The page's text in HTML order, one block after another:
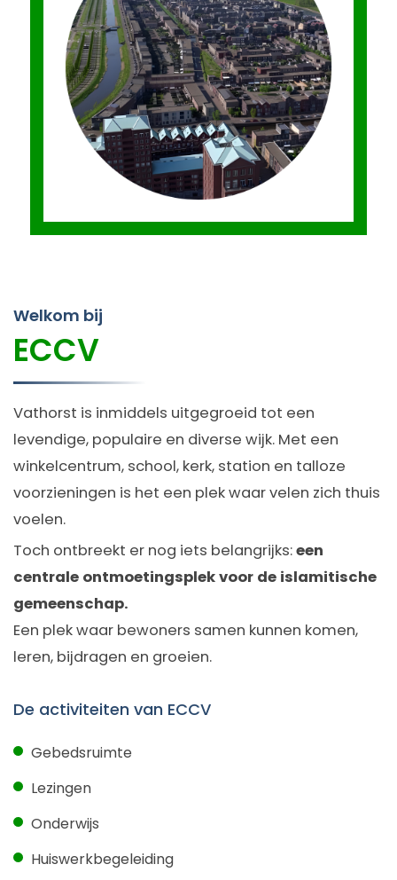
Welkom bij
ECCV
Vathorst is inmiddels uitgegroeid tot een
levendige, populaire en diverse wijk. Met een
winkelcentrum, school, kerk, station en talloze
voorzieningen is het een plek waar velen zich thuis
voelen.
Toch ontbreekt er nog iets belangrijks:een
centrale ontmoetingsplek voor de islamitische
gemeenschap.
Een plek waar bewoners samen kunnen komen,
leren, bijdragen en groeien.
De activiteiten van ECCV
Gebedsruimte
Lezingen
Onderwijs
Huiswerkbegeleiding